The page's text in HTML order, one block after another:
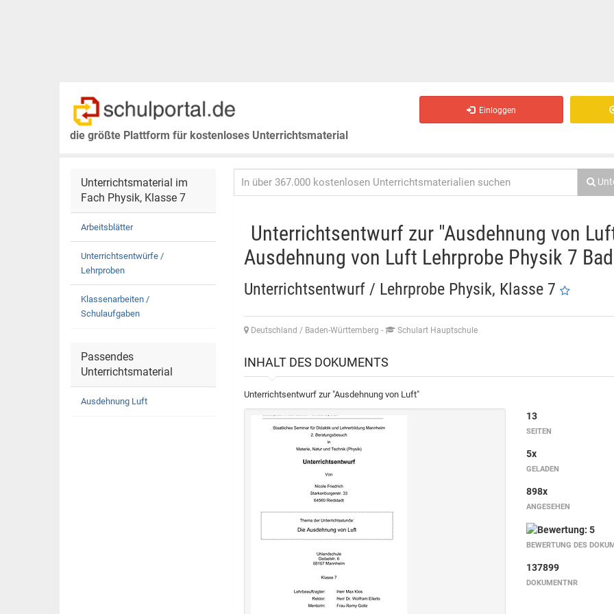
die größte Plattform für kostenloses Unterrichtsmaterial
Einloggen
Unterrichtsmaterial im
Fach Physik, Klasse 7
Arbeitsblätter
Unterrichtsentwürfe /
Lehrproben
Klassenarbeiten /
Schulaufgaben
Passendes
Unterrichtsmaterial
Ausdehnung Luft
Unterrichtsentwurf zur "Ausdehnung von
Ausdehnung von Luft Lehrprobe Physik 7
Unterrichtsentwurf / Lehrprobe Physik, Klasse 7
Deutschland / Baden-Württemberg - Schulart Hauptschule
INHALT DES DOKUMENTS
Unterrichtsentwurf zur "Ausdehnung von Luft"
13
SEITEN
5x
GELADEN
898x
ANGESEHEN
BEWERTUNG DES
137899
DOKUMENTNR